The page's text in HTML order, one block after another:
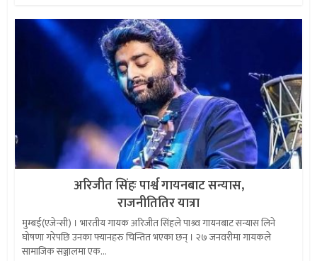
अरिजीत सिंहः पार्श्व गायनबाट सन्यास,
राजनीतितिर यात्रा
मुम्बई(एजेन्सी) । भारतीय गायक अरिजीत सिंहले पाश्र्व गायनबाट सन्यास लिने
घोषणा गरेपछि उनका फ्यानहरु चिन्तित भएका छन् । २७ जनवरीमा गायकले
सामाजिक सञ्जालमा एक...